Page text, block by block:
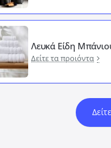
Λευκά Είδη
Δείτε τα προιόντα